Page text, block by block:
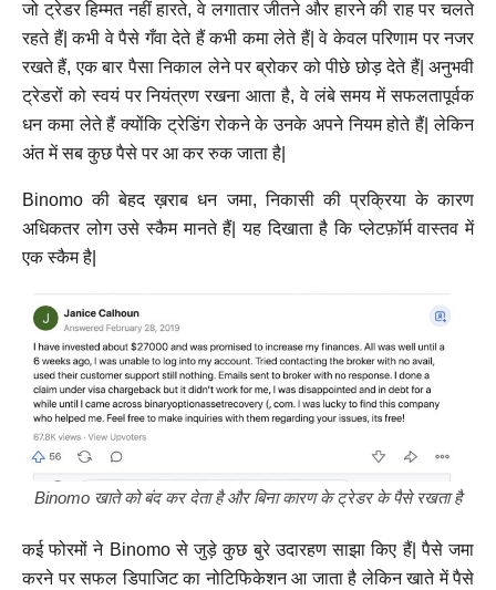
जो ट्रेडर हिम्मत नहीं हारते, वे लगातार जीतने और हारने की राह पर चलते
रहते हैं| कभी वे पैसे गँवा देते हैं कभी कमा लेते हैं| वे केवल परिणाम पर नजर
रखते हैं, एक बार पैसा निकाल लेने पर ब्रोकर को पीछे छोड़ देते हैं| अनुभवी
ट्रेडरों को स्वयं पर नियंत्रण रखना आता है, वे लंबे समय में सफलतापूर्वक
धन कमा लेते हैं क्योंकि ट्रेडिंग रोकने के उनके अपने नियम होते हैं| लेकिन
अंत में सब कुछ पैसे पर आ कर रुक जाता है|
Binomo की बेहद ख़राब धन जमा, निकासी की प्रक्रिया के कारण
अधिकतर लोग उसे स्कैम मानते हैं| यह दिखाता है कि प्लेटफ़ॉर्म वास्तव में
एक स्कैम है|
Binomo खाते को बंद कर देता है और बिना कारण के ट्रेडर के पैसे रखता है
कई फोरमों ने Binomo से जुड़े कुछ बुरे उदारहण साझा किए हैं| पैसे जमा
करने पर सफल डिपाजिट का नोटिफिकेशन आ जाता है लेकिन खाते में पैसे